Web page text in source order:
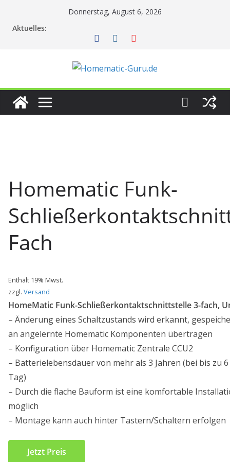
Donnerstag, August 6, 2026
Aktuelles:
Homematic Funk-
Fach
Enthält 19% Mwst.
zzgl. Versand
HomeMatic Funk-Schließerkontaktschnittstelle 3-fach,
– Änderung eines Schaltzustands wird erkannt,
an angelernte Homematic Komponenten übertragen
– Konfiguration über Homematic Zentrale CCU2
– Batterielebensdauer von mehr als 3 Jahren (bei bis zu
Tag)
– Durch die flache Bauform ist eine komfortable
möglich
– Montage kann auch hinter Tastern/Schaltern erfolgen
Jetzt Preis